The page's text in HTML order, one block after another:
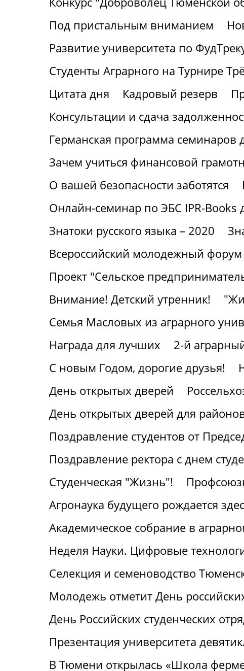
Под пристальным вниманием
Развитие университета по
Студенты Аграрного на Турнире
Цитата дня
Кадровый резерв
Консультации и сдача
Германская программа семинаров
Зачем учиться финансовой
О вашей безопасности заботятся
Онлайн-семинар по ЭБС IPR-Books
Знатоки русского языка – 2020
Всероссийский молодежный
Проект "Сельское
Внимание! Детский утренник!
Семья Масловых из аграрного
Награда для лучших
2-й
С новым Годом, дорогие друзья!
День открытых дверей
День открытых дверей для
Поздравление студентов от
Поздравление ректора с днем
Студенческая "Жизнь"!
Агронаука будущего рождается
Академическое собрание в
Неделя Науки. Цифровые
Селекция и семеноводство
Молодежь отметит День
День Российских студенческих
Презентация университета
В Тюмени открылась «Школа